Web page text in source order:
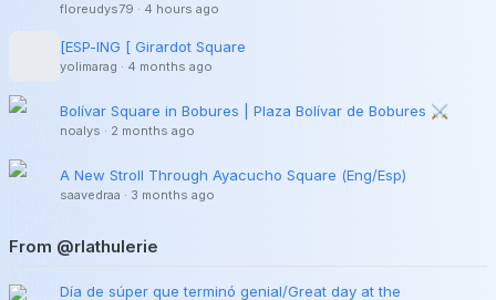
floreudys79 · 4 hours ago
[ESP-ING [ Girardot Square
yolimarag · 4 months ago
Bolívar Square in Bobures | Plaza Bolívar de Bobures ⚔️
noalys · 2 months ago
A New Stroll Through Ayacucho Square (Eng/Esp)
saavedraa · 3 months ago
From @rlathulerie
Día de súper que terminó genial/Great day at the